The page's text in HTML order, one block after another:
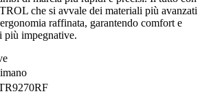
che si avvale dei materiali più avanzati
raffinata, garantendo comfort e
più impegnative.